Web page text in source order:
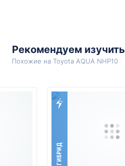
Рекомендуем изучить
Похожие на Toyota AQUA NHP10
ГИБРИД